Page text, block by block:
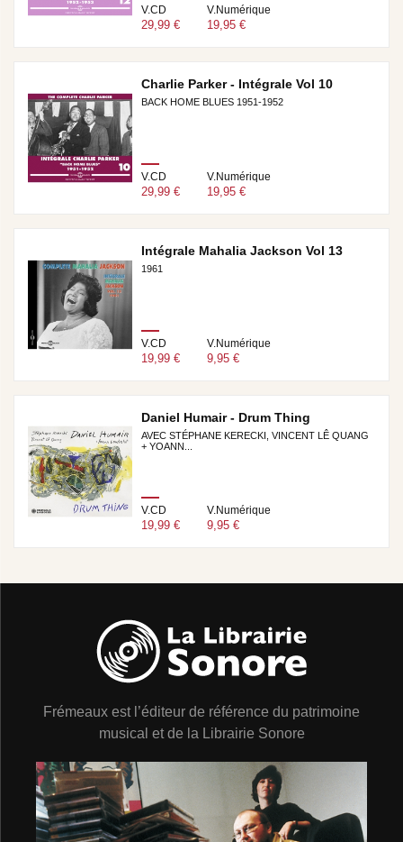
V.CD
29,99 €
V.Numérique
19,95 €
Charlie Parker - Intégrale Vol 10
BACK HOME BLUES 1951-1952
V.CD
29,99 €
V.Numérique
19,95 €
Intégrale Mahalia Jackson Vol 13
1961
V.CD
19,99 €
V.Numérique
9,95 €
Daniel Humair - Drum Thing
AVEC STÉPHANE KERECKI, VINCENT LÊ QUANG
+ YOANN...
V.CD
19,99 €
V.Numérique
9,95 €
Frémeaux est l’éditeur de référence du patrimoine
musical et de la Librairie Sonore